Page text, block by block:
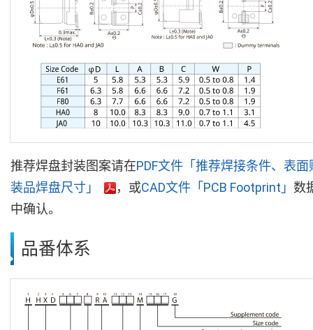
推荐焊盘封装图案请在PDF文件「推荐焊接条件、表面
装品焊盘尺寸」
，或CAD文件「PCB Footprint」 数
中确认。
品番体系